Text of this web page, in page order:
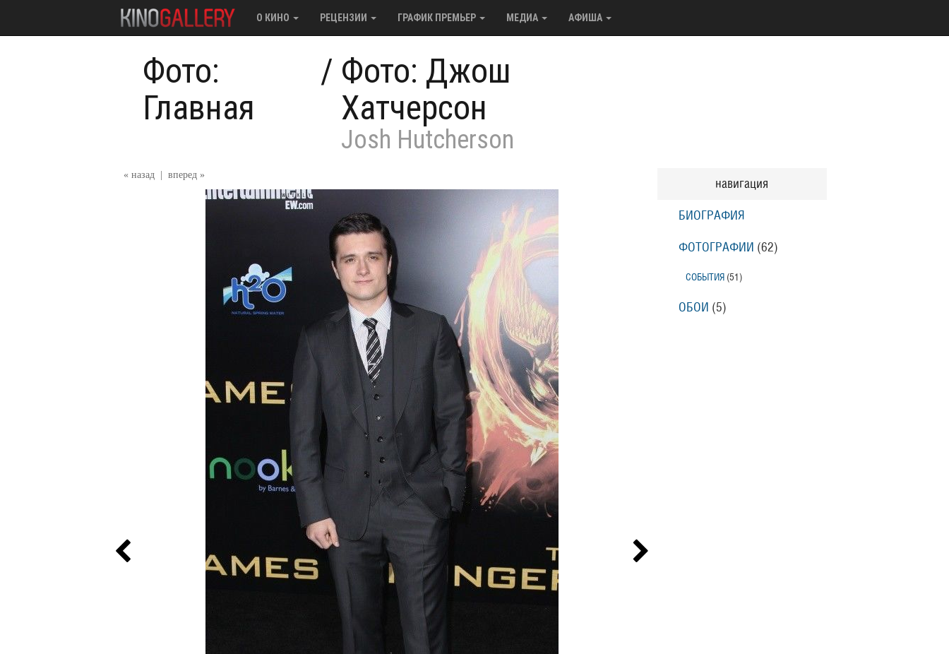
О КИНО РЕЦЕНЗИИ ГРАФИК ПРЕМЬЕР МЕДИА АФИША
Фото:
Главная
/ Фото: Джош
Хатчерсон
Josh Hutcherson
« назад вперед »
навигация
БИОГРАФИЯ
ФОТОГРАФИИ (62)
СОБЫТИЯ (51 )
ОБОИ (5)